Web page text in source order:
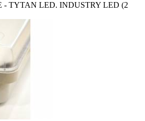
- TYTAN LED. INDUSTRY LED (2